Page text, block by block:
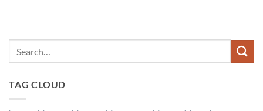
TAG CLOUD